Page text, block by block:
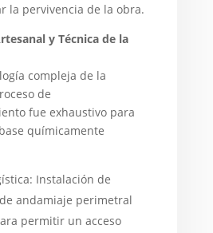
la pervivencia de la obra.
y Técnica de la
compleja de la
de
fue exhaustivo para
químicamente
Instalación de
andamiaje perimetral
permitir un acceso